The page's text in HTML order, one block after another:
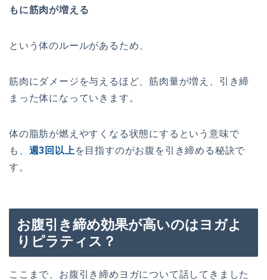
もに筋肉が増える
という体のルールがあるため、
筋肉にダメージを与えるほど、筋肉量が増え、引き締
まった体になっていきます。
体の脂肪が燃えやすくなる状態にするという意味で
も、 週3回以上 を目指すのがお腹を引き締める秘訣で
す。
お腹引き締め効果が高いのはヨガよ
りピラティス？
ここまで、お腹引き締めヨガについて話してきました